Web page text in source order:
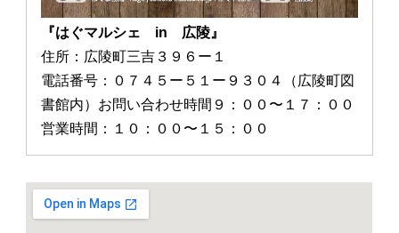
『はぐマルシェ in 広陵』
住所：広陵町三吉３９６ー１
電話番号：０７４５ー５１ー９３０４（広陵町図
書館内）お問い合わせ時間９：００〜１７：００
営業時間：１０：００〜１５：００